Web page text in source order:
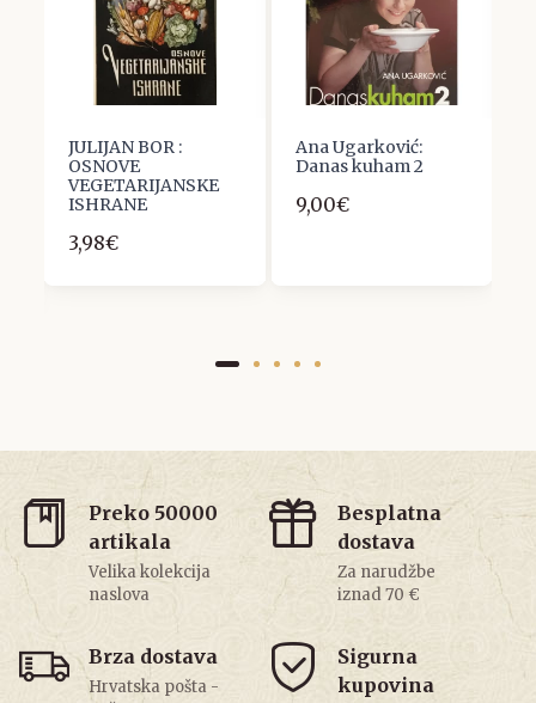
JULIJAN BOR :
OSNOVE
VEGETARIJANSKE
ISHRANE
3,98€
Ana Ugarković:
Danas kuham 2
9,00€
Preko 50000
artikala
Velika kolekcija
naslova
Besplatna
dostava
Za narudžbe
iznad 70 €
Brza dostava
Hrvatska pošta -
Sigurna
kupovina